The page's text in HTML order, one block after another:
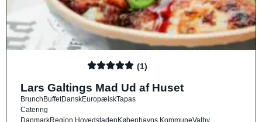
(1)
Lars Galtings Mad Ud af Huset
BrunchBuffetDanskEuropæiskTapas
Catering
DanmarkRegion HovedstadenKøbenhavns KommuneValby